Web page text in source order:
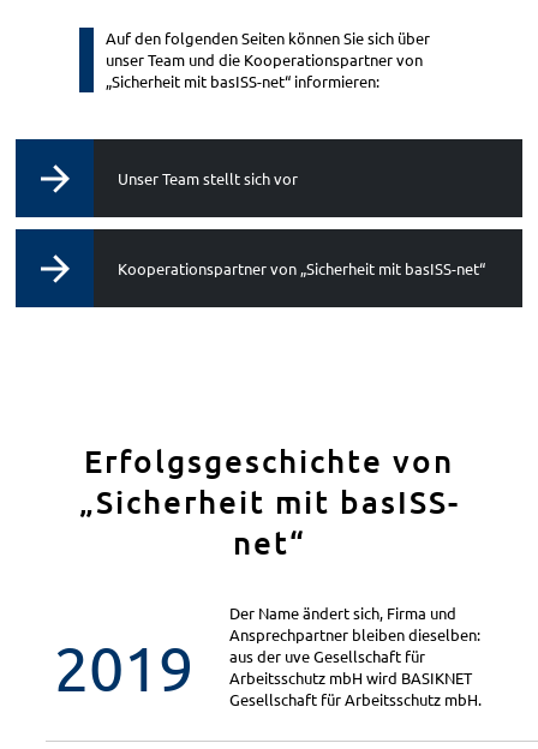
Auf den folgenden Seiten können Sie sich über
unser Team und die Kooperationspartner von
„Sicherheit mit basISS-net“ informieren:
Unser Team stellt sich vor
Kooperationspartner von „Sicherheit mit basISS-net“
Erfolgsgeschichte von
„Sicherheit mit basISS-
net“
2019
Der Name ändert sich, Firma und
Ansprechpartner bleiben dieselben:
aus der uve Gesellschaft für
Arbeitsschutz mbH wird BASIKNET
Gesellschaft für Arbeitsschutz mbH.